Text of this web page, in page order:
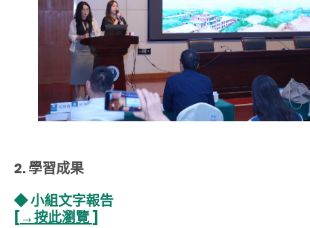
2. 學習成果
◆ 小組文字報告
[→按此瀏覽]